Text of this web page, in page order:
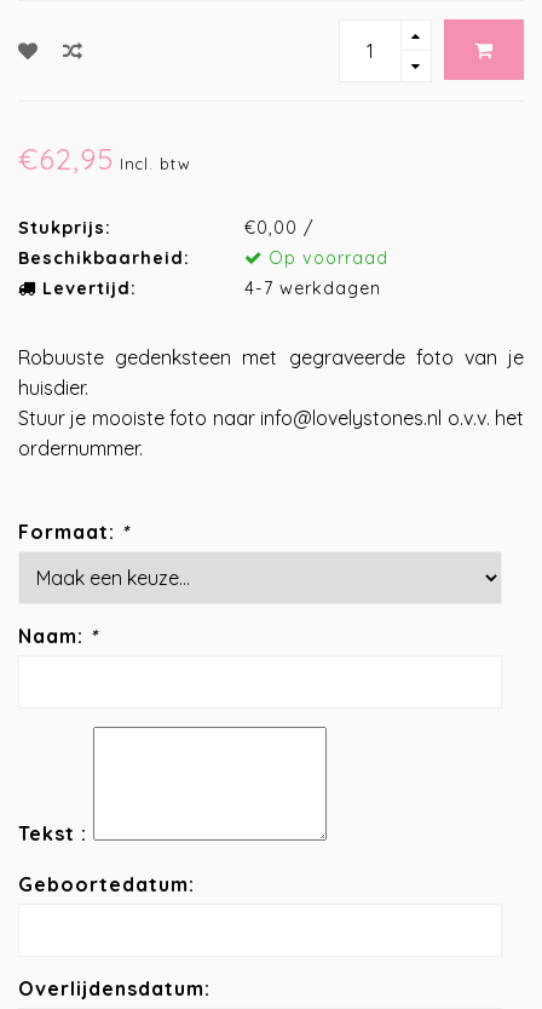
€62,95 Incl. btw
Stukprijs:
€0,00 /
Beschikbaarheid:
Op voorraad
Levertijd:
4-7 werkdagen
Robuuste gedenksteen met gegraveerde foto van je
huisdier.
Stuur je mooiste foto naar info@lovelystones.nl o.v.v. het
ordernummer.
Formaat: *
Naam: *
Tekst :
Geboortedatum:
Overlijdensdatum: